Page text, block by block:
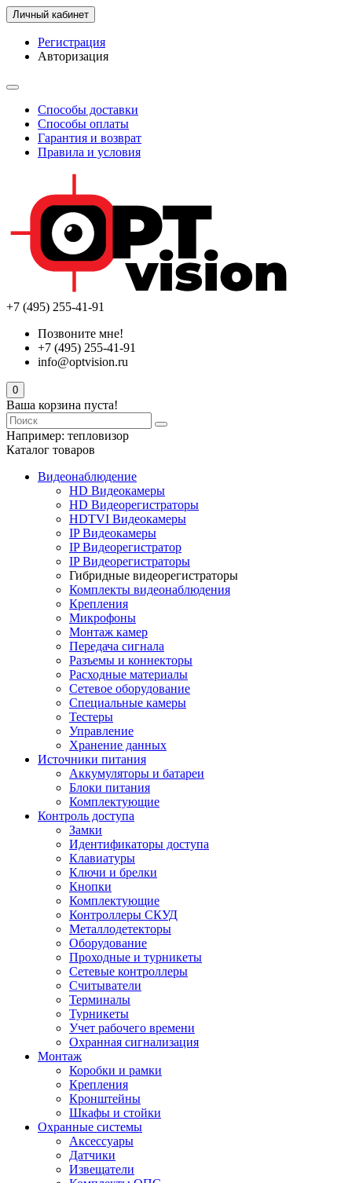
Личный кабинет
Регистрация
Авторизация
Способы доставки
Способы оплаты
Гарантия и возврат
Правила и условия
+7 (495) 255-41-91
Позвоните мне!
+7 (495) 255-41-91
info@optvision.ru
0
Ваша корзина пуста!
Например: тепловизор
Каталог товаров
Видеонаблюдение
HD Видеокамеры
HD Видеорегистраторы
HDTVI Видеокамеры
IP Видеокамеры
IP Видеорегистратор
IP Видеорегистраторы
Гибридные видеорегистраторы
Комплекты видеонаблюдения
Крепления
Микрофоны
Монтаж камер
Передача сигнала
Разъемы и коннекторы
Расходные материалы
Сетевое оборудование
Специальные камеры
Тестеры
Управление
Хранение данных
Источники питания
Аккумуляторы и батареи
Блоки питания
Комплектующие
Контроль доступа
Замки
Идентификаторы доступа
Клавиатуры
Ключи и брелки
Кнопки
Комплектующие
Контроллеры СКУД
Металлодетекторы
Оборудование
Проходные и турникеты
Сетевые контроллеры
Считыватели
Терминалы
Турникеты
Учет рабочего времени
Охранная сигнализация
Монтаж
Коробки и рамки
Крепления
Кронштейны
Шкафы и стойки
Охранные системы
Аксессуары
Датчики
Извещатели